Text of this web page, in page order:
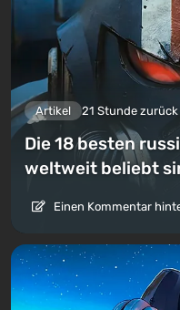
Artikel 21 Stunde zurück
Die 18 besten
weltweit beliebt
Einen Kommentar